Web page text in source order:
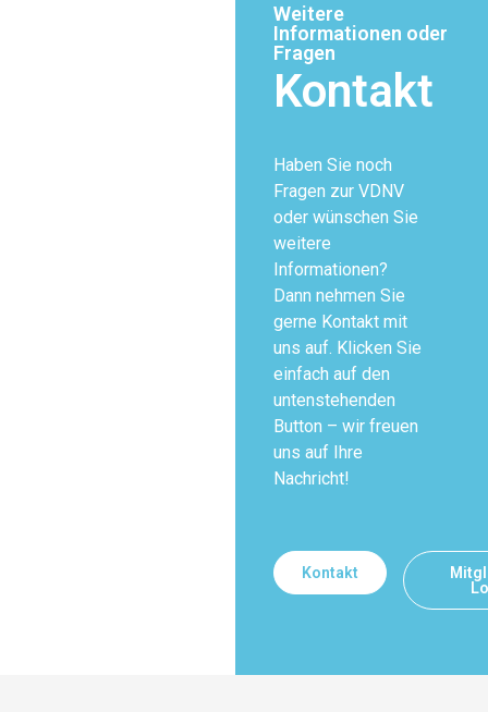
Weitere
Informationen oder
Fragen
Kontakt
Haben Sie noch
Fragen zur VDNV
oder wünschen Sie
weitere
Informationen?
Dann nehmen Sie
gerne Kontakt mit
uns auf. Klicken Sie
einfach auf den
untenstehenden
Button – wir freuen
uns auf Ihre
Nachricht!
Kontakt